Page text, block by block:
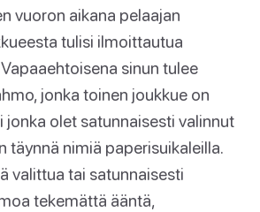
vuoron aikana pelaajan
tulisi ilmoittautua
sinun tulee
jonka toinen joukkue on
jonka olet satunnaisesti valinnut
täynnä nimiä paperisuikaleilla.
valittua tai satunnaisesti
tekemättä ääntä,